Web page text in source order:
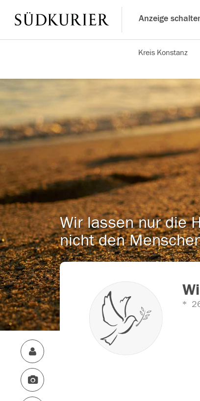
Anzeige
Kreis Konstanz
Wir lassen nur die
nicht den